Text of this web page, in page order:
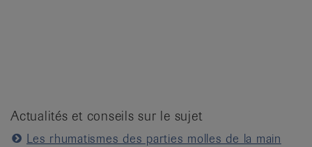
Actualités et conseils sur le sujet
Les rhumatismes des parties molles de la main